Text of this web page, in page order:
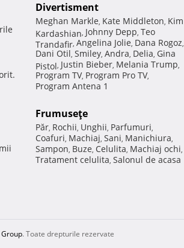
Divertisment
Meghan Markle, Kate Middleton, Kim
Kardashian, Johnny Depp, Teo
Trandafir, Angelina Jolie, Dana Rogoz,
Dani Otil, Smiley, Andra, Delia, Gina
Pistol, Justin Bieber, Melania Trump,
Program TV, Program Pro TV,
Program Antena 1
Frumuseţe
Păr, Rochii, Unghii, Parfumuri,
Coafuri, Machiaj, Sani, Manichiura,
Sampon, Buze, Celulita, Machiaj ochi,
Tratament celulita, Salonul de acasa
. Toate drepturile rezervate